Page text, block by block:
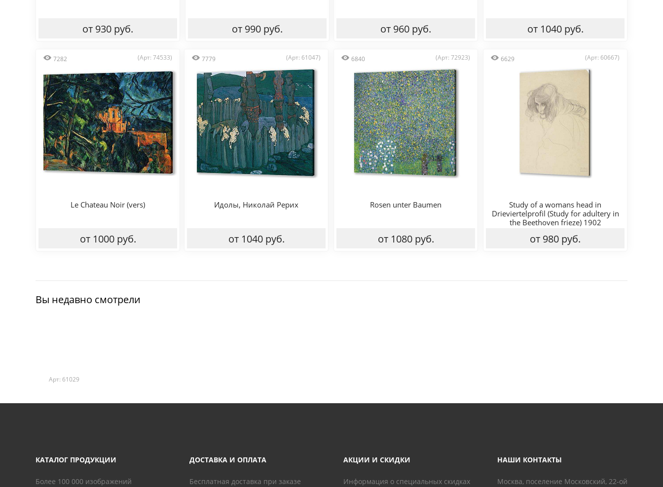
от 930 руб. от 990 руб. от 960 руб. от 1040 руб.
7282 (Арт: 74533)
Le Chateau Noir (vers)
от 1000 руб.
7779 (Арт: 61047)
Идолы, Николай Рерих
от 1040 руб.
6840 (Арт: 72923)
Rosen unter Baumen
от 1080 руб.
6629 (Арт: 60667)
Study of a womans head in
Drieviertelprofil (Study for adultery in
the Beethoven frieze) 1902
от 980 руб.
Вы недавно смотрели
Арт: 61029
КАТАЛОГ ПРОДУКЦИИ
Более 100 000 изображений
ДОСТАВКА И ОПЛАТА
Бесплатная доставка при заказе
АКЦИИ И СКИДКИ
Информация о специальных скидках
НАШИ КОНТАКТЫ
Москва, поселение Московский, 22-ой